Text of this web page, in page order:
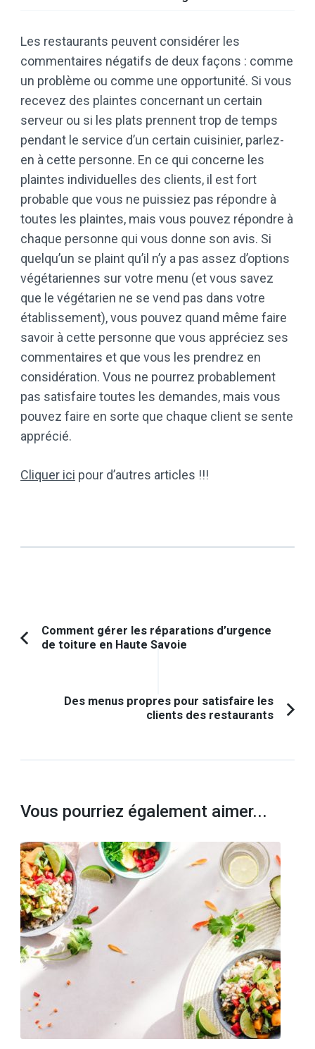
Les restaurants peuvent considérer les
commentaires négatifs de deux façons : comme
un problème ou comme une opportunité. Si vous
recevez des plaintes concernant un certain
serveur ou si les plats prennent trop de temps
pendant le service d’un certain cuisinier, parlez-
en à cette personne. En ce qui concerne les
plaintes individuelles des clients, il est fort
probable que vous ne puissiez pas répondre à
toutes les plaintes, mais vous pouvez répondre à
chaque personne qui vous donne son avis. Si
quelqu’un se plaint qu’il n’y a pas assez d’options
végétariennes sur votre menu (et vous savez
que le végétarien ne se vend pas dans votre
établissement), vous pouvez quand même faire
savoir à cette personne que vous appréciez ses
commentaires et que vous les prendrez en
considération. Vous ne pourrez probablement
pas satisfaire toutes les demandes, mais vous
pouvez faire en sorte que chaque client se sente
apprécié.
Cliquer ici pour d’autres articles !!!
Navigation
d'article
Article
Comment gérer les réparations d’urgence
de toiture en Haute Savoie
Des menus propres pour satisfaire les
clients des restaurants
Vous pourriez également aimer...